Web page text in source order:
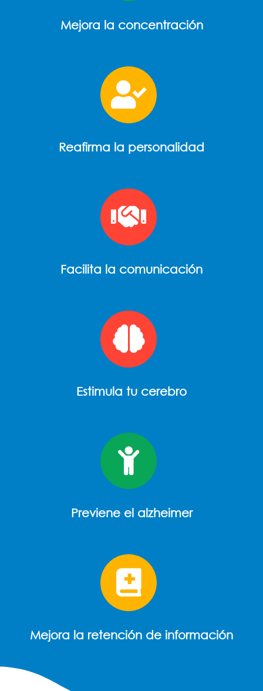
Mejora la concentración
Reafirma la personalidad
Facilita la comunicación
Estimula tu cerebro
Previene el alzheimer
Mejora la retención de información